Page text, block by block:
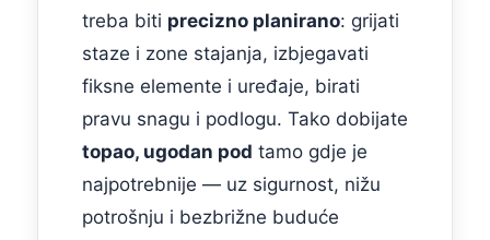
treba biti precizno planirano: grijati
staze i zone stajanja, izbjegavati
fiksne elemente i uređaje, birati
pravu snagu i podlogu. Tako dobijate
topao, ugodan pod tamo gdje je
najpotrebnije — uz sigurnost, nižu
potrošnju i bezbrižne buduće